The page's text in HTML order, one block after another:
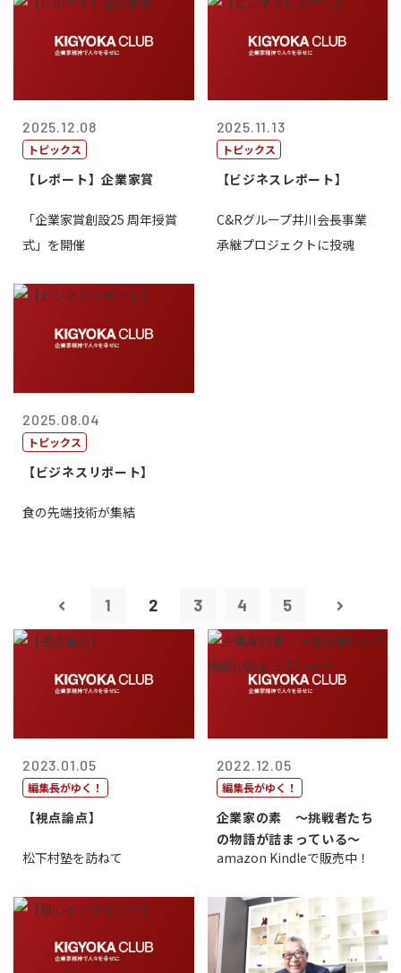
2025.12.08
トピックス
【レポート】企業家賞
「企業家賞創設25 周年授賞
式」を開催
2025.11.13
トピックス
【ビジネスレポート】
C&Rグループ井川会長事業
承継プロジェクトに投魂
2025.08.04
トピックス
【ビジネスリポート】
食の先端技術が集結
1 2 3 4 5
2023.01.05
編集長がゆく！
【視点論点】
松下村塾を訪ねて
2022.12.05
編集長がゆく！
企業家の素 〜挑戦者たち
の物語が詰まっている〜
amazon Kindleで販売中！